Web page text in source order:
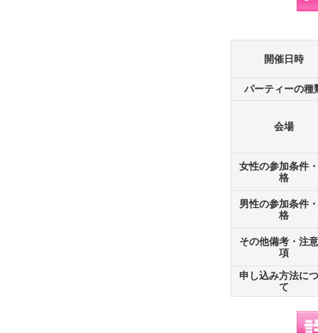
開催日時
パーティーの種
会場
女性の参加条件
格
男性の参加条件
格
その他備考・注
項
申し込み方法に
て